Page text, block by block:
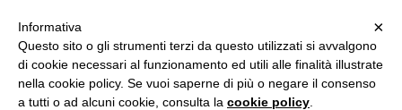
ASCOLTA RADIO LUNA
×
×
Informativa
Questo sito o gli strumenti terzi da questo utilizzati si avvalgono
di cookie necessari al funzionamento ed utili alle finalità illustrate
nella cookie policy. Se vuoi saperne di più o negare il consenso
a tutti o ad alcuni cookie, consulta la cookie policy